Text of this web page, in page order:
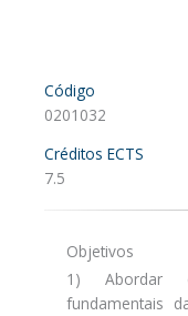
Código
0201032
Créditos ECTS
7.5
Objetivos
1) Abordar
fundamentais